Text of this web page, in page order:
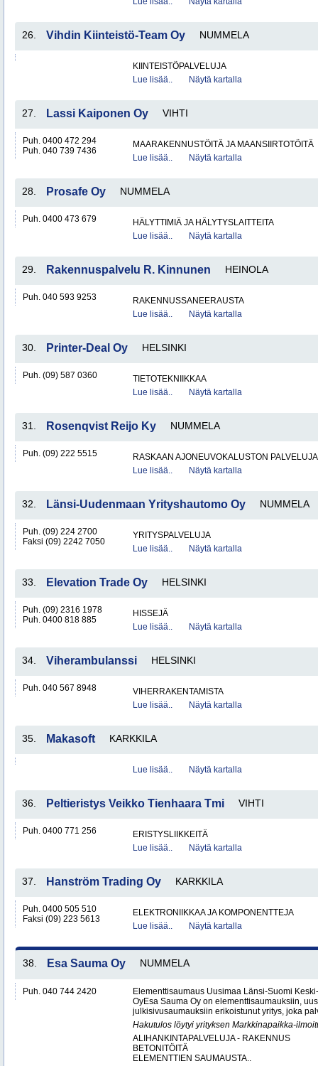
26. Vihdin Kiinteistö-Team Oy NUMMELA
KIINTEISTÖPALVELUJA
Lue lisää..
Näytä kartalla
27. Lassi Kaiponen Oy VIHTI
Puh. 0400 472 294
Puh. 040 739 7436
MAARAKENNUSTÖITÄ JA MAANSIIRTOTÖITÄ
Lue lisää..
Näytä kartalla
28. Prosafe Oy NUMMELA
Puh. 0400 473 679
HÄLYTTIMIÄ JA HÄLYTYSLAITTEITA
Lue lisää..
Näytä kartalla
29. Rakennuspalvelu R. Kinnunen HEINOLA
Puh. 040 593 9253
RAKENNUSSANEERAUSTA
Lue lisää..
Näytä kartalla
30. Printer-Deal Oy HELSINKI
Puh. (09) 587 0360
TIETOTEKNIIKKAA
Lue lisää..
Näytä kartalla
31. Rosenqvist Reijo Ky NUMMELA
Puh. (09) 222 5515
RASKAAN AJONEUVOKALUSTON
Lue lisää..
Näytä kartalla
32. Länsi-Uudenmaan Yrityshautomo Oy NUMMELA
Puh. (09) 224 2700
Faksi (09) 2242 7050
YRITYSPALVELUJA
Lue lisää..
Näytä kartalla
33. Elevation Trade Oy HELSINKI
Puh. (09) 2316 1978
Puh. 0400 818 885
HISSEJÄ
Lue lisää..
Näytä kartalla
34. Viherambulanssi HELSINKI
Puh. 040 567 8948
VIHERRAKENTAMISTA
Lue lisää..
Näytä kartalla
35. Makasoft KARKKILA
Lue lisää.. Näytä kartalla
36. Peltieristys Veikko Tienhaara Tmi VIHTI
Puh. 0400 771 256
ERISTYSLIIKKEITÄ
Lue lisää..
Näytä kartalla
37. Hanström Trading Oy KARKKILA
Puh. 0400 505 510
Faksi (09) 223 5613
ELEKTRONIIKKAA JA KOMPONENTTEJA
Lue lisää..
Näytä kartalla
38. Esa Sauma Oy NUMMELA
Puh. 040 744 2420
Elementtisaumaus Uusimaa Länsi-Suomi
OyEsa Sauma Oy on elementtisaumauksiin,
julkisivusaumauksiin erikoistunut yritys, joka
Hakutulos löytyi yrityksen Markkinapaikka-
ALIHANKINTAPALVELUJA - RAKENNUS
BETONITÖITÄ
ELEMENTTIEN SAUMAUSTA..